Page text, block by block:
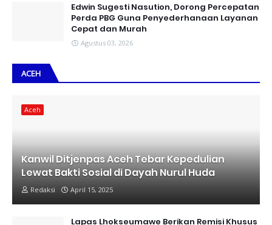
Edwin Sugesti Nasution, Dorong Percepatan
Perda PBG Guna Penyederhanaan Layanan
Cepat dan Murah
Agustus 03, 2026
ACEH
Aceh
Kanwil Ditjenpas Aceh Tebar Kepedulian
Lewat Bakti Sosial di Dayah Nurul Huda
Redaksi April 15, 2025
Lapas Lhokseumawe Berikan Remisi Khusus